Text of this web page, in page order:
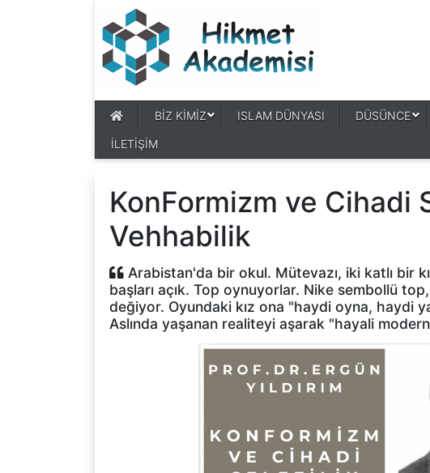
BİZ KİMİZ ISLAM DÜNYASI DÜSÜNCE
İLETİŞİM
KonFormizm ve Cihadi
Vehhabilik
Arabistan'da bir okul. Mütevazı, iki katlı bir
başları açık. Top oynuyorlar. Nike sembollü
değiyor. Oyundaki kız ona "haydi oyna, haydi
Aslında yaşanan realiteyi aşarak "hayali